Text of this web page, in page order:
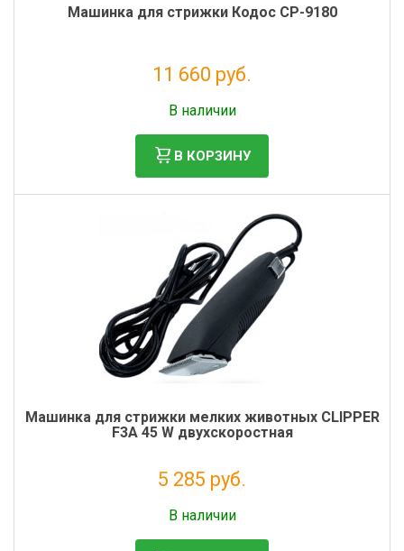
Машинка для стрижки Кодос CP-9180
11 660 руб.
В наличии
В КОРЗИНУ
Машинка для стрижки мелких животных CLIPPER
F3А 45 W двухскоростная
5 285 руб.
В наличии